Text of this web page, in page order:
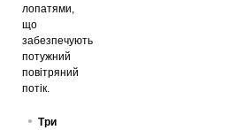
лопатями,
що
забезпечують
потужний
повітряний
потік.
Три